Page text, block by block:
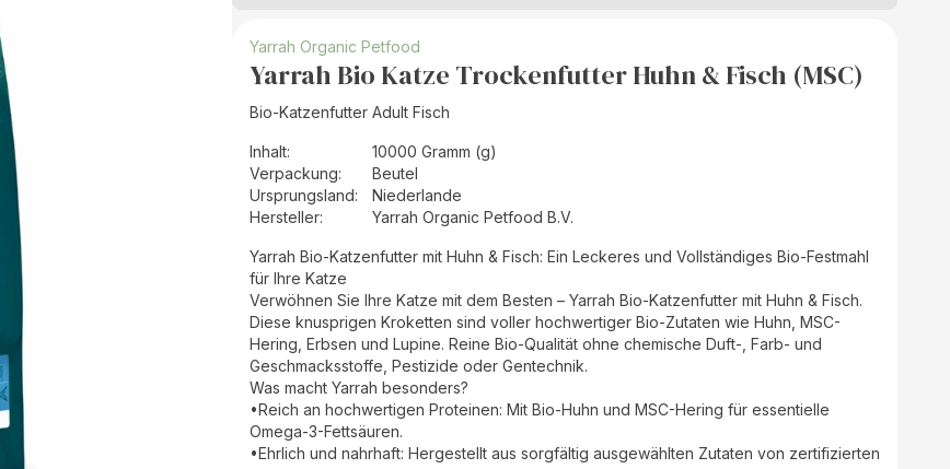
Yarrah Organic Petfood
Yarrah Bio Katze Trockenfutter Huhn & Fisch (MSC)
Bio-Katzenfutter Adult Fisch
Inhalt:
10000 Gramm (g)
Verpackung:
Beutel
Ursprungsland:
Niederlande
Hersteller: Yarrah Organic Petfood B.V.
Yarrah Bio-Katzenfutter mit Huhn & Fisch: Ein Leckeres und Vollständiges Bio-Festmahl
für Ihre Katze
Verwöhnen Sie Ihre Katze mit dem Besten – Yarrah Bio-Katzenfutter mit Huhn & Fisch.
Diese knusprigen Kroketten sind voller hochwertiger Bio-Zutaten wie Huhn, MSC-
Hering, Erbsen und Lupine. Reine Bio-Qualität ohne chemische Duft-, Farb- und
Geschmacksstoffe, Pestizide oder Gentechnik.
Was macht Yarrah besonders?
•Reich an hochwertigen Proteinen: Mit Bio-Huhn und MSC-Hering für essentielle
Omega-3-Fettsäuren.
•Ehrlich und nahrhaft: Hergestellt aus sorgfältig ausgewählten Zutaten von zertifizierten